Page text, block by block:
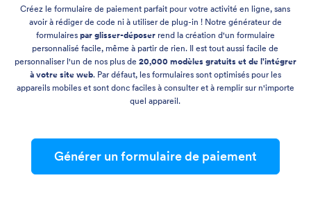
Créez le formulaire de paiement parfait pour votre activité en ligne, sans
avoir à rédiger de code ni à utiliser de plug-in ! Notre générateur de
formulaires par glisser-déposerrend la création d'un formulaire
personnalisé facile, même à partir de rien. Il est tout aussi facile de
personnaliser l'un de nos plus de 20,000 modèles gratuits et de l'intégrer
à votre site web. Par défaut, les formulaires sont optimisés pour les
appareils mobiles et sont donc faciles à consulter et à remplir sur n'importe
quel appareil.
Générer un formulaire de paiement